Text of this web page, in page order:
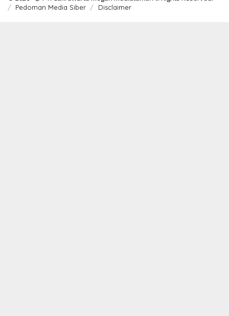
Pedoman Media Siber Disclaimer